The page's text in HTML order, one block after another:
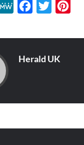
MeWe Facebook
Twitter
Herald UK